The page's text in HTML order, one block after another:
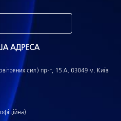
АДРЕСА
сил) пр-т, 15 А, 03049 м. Київ